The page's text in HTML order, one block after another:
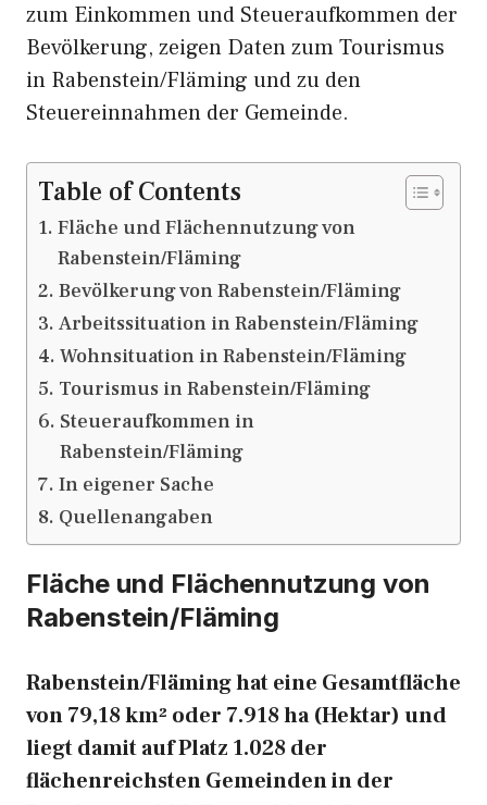
zum Einkommen und Steueraufkommen der
Bevölkerung, zeigen Daten zum Tourismus
in Rabenstein/Fläming und zu den
Steuereinnahmen der Gemeinde.
Table of Contents
Fläche und Flächennutzung von
Rabenstein/Fläming
Bevölkerung von Rabenstein/Fläming
Arbeitssituation in Rabenstein/Fläming
Wohnsituation in Rabenstein/Fläming
Tourismus in Rabenstein/Fläming
Steueraufkommen in
Rabenstein/Fläming
In eigener Sache
Quellenangaben
Fläche und Flächennutzung von
Rabenstein/Fläming
Rabenstein/Fläming hat eine Gesamtfläche
von 79,18 km² oder 7.918 ha (Hektar) und
liegt damit auf Platz 1.028 der
flächenreichsten Gemeinden in der